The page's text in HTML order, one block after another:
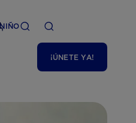
¡ÚNETE YA!
NIÑO